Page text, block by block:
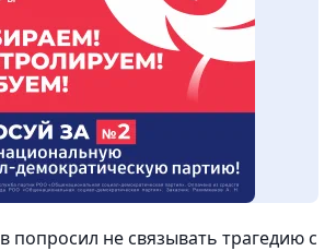
попросил не связывать трагедию с